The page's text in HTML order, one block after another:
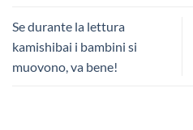
Se durante la lettura
kamishibai i bambini si
muovono, va bene!